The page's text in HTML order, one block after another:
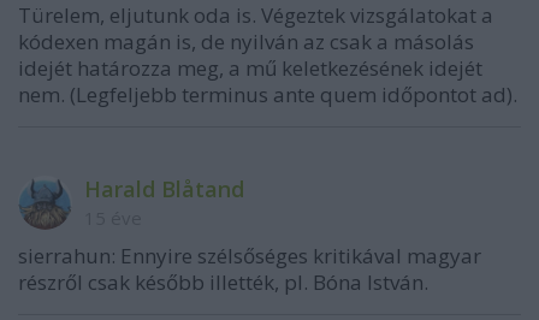
Türelem, eljutunk oda is. Végeztek vizsgálatokat a
kódexen magán is, de nyilván az csak a másolás
idejét határozza meg, a mű keletkezésének idejét
nem. (Legfeljebb terminus ante quem időpontot ad).
Harald Blåtand
sierrahun: Ennyire szélsőséges kritikával magyar
részről csak később illették, pl. Bóna István.